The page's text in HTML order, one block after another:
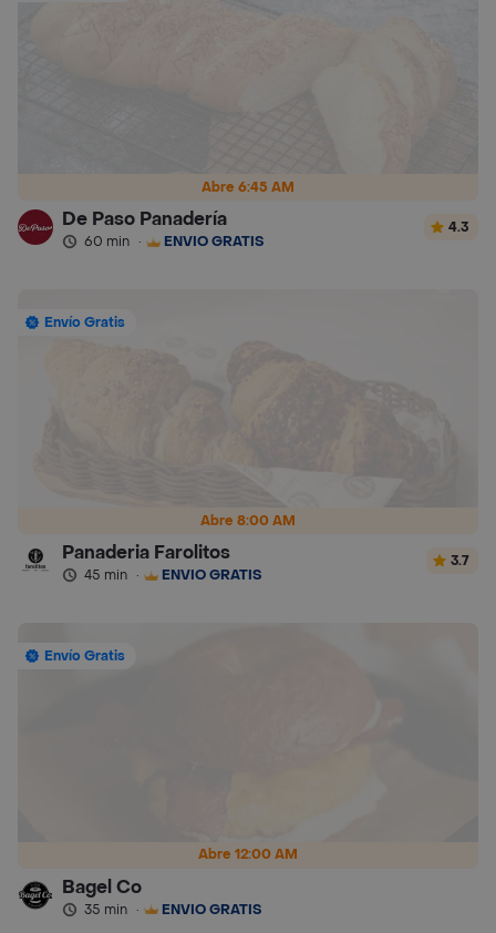
Abre 6:45 AM
De Paso Panadería
60 min · ENVÍO GRATIS
4.3
Abre 8:00 AM
Envío Gratis
Panaderia Farolitos
45 min · ENVÍO GRATIS
3.7
Abre 12:00 AM
Envío Gratis
Bagel Co
35 min · ENVÍO GRATIS